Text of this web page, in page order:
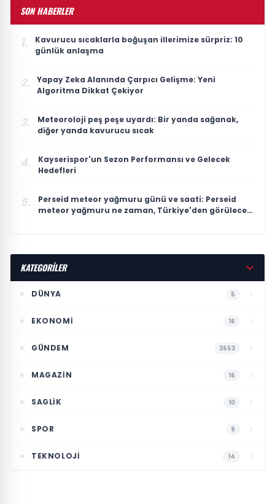
SON HABERLER
1.
Kavurucu sıcaklarla boğuşan illerimize sürpriz: 10
günlük anlaşma
2.
Yapay Zeka Alanında Çarpıcı Gelişme: Yeni
Algoritma Dikkat Çekiyor
3.
Meteoroloji peş peşe uyardı: Bir yanda sağanak,
diğer yanda kavurucu sıcak
4.
Kayserispor'un Sezon Performansı ve Gelecek
Hedefleri
5.
Perseid meteor yağmuru günü ve saati: Perseid
meteor yağmuru ne zaman, Türkiye'den görülecek
KATEGORİLER
DÜNYA 5
EKONOMI 16
GÜNDEM 3553
MAGAZIN 16
SAGLIK 10
SPOR 9
TEKNOLOJI 14